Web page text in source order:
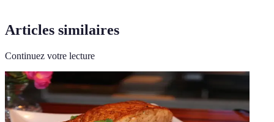
Articles similaires
Continuez votre lecture